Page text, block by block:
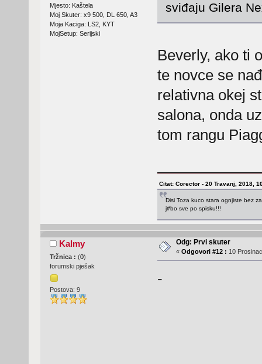
Mjesto: Kaštela
Moj Skuter: x9 500, DL 650, A3
Moja Kaciga: LS2, KYT
MojSetup: Serijski
sviđaju Gilera
Beverly, ako ti
te novce se
relativna okej
salona, onda
tom rangu
Citat: Corector - 20 Travanj, 2018,
Disi Toza kuco stara ognjiste bez
j#bo sve po spisku!!!
Kalmy
Tržnica : (0)
forumski pješak
Postova: 9
Odg: Prvi skuter
« Odgovori #12 : 10
-